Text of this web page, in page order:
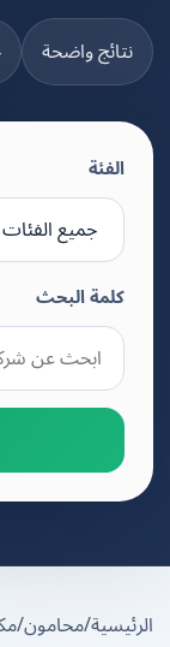
واضحة
كلمة البحث
/محامون/مكتب